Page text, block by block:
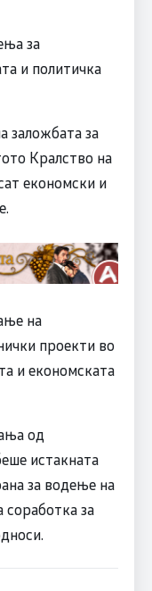
за
и политичка
заложбата за
Кралство на
економски и
на
проекти во
и економската
од
истакната
за водење на
соработка за